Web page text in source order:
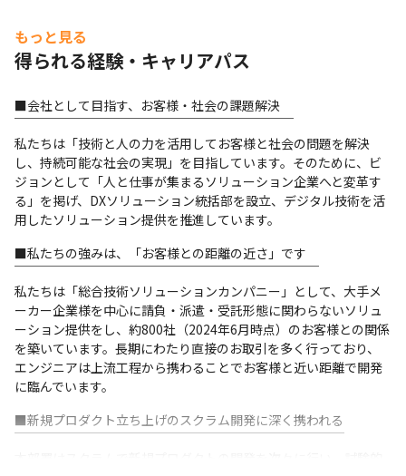
もっと見る
得られる経験・キャリアパス
■会社として目指す、お客様・社会の課題解決
￣￣￣￣￣￣￣￣￣￣￣￣￣￣￣￣￣￣￣￣￣￣
私たちは「技術と人の力を活用してお客様と社会の問題を解決
し、持続可能な社会の実現」を目指しています。そのために、ビ
ジョンとして「人と仕事が集まるソリューション企業へと変革す
る」を掲げ、DXソリューション統括部を設立、デジタル技術を活
用したソリューション提供を推進しています。
■私たちの強みは、「お客様との距離の近さ」です
￣￣￣￣￣￣￣￣￣￣￣￣￣￣￣￣￣￣￣￣￣￣￣￣
私たちは「総合技術ソリューションカンパニー」として、大手メ
ーカー企業様を中心に請負・派遣・受託形態に関わらないソリュ
ーション提供をし、約800社（2024年6月時点）のお客様との関係
を築いています。長期にわたり直接のお取引を多く行っており、
エンジニアは上流工程から携わることでお客様と近い距離で開発
に臨んでいます。
■新規プロダクト立ち上げのスクラム開発に深く携われる
￣￣￣￣￣￣￣￣￣￣￣￣￣￣￣￣￣￣￣￣￣￣￣￣￣￣